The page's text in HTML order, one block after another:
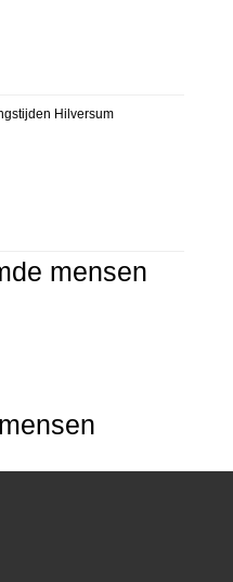
Hilversum
mensen